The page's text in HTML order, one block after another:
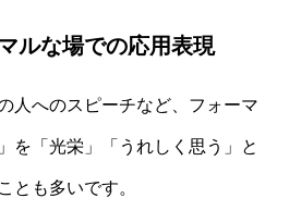
ルな場での応用表現
人へのスピーチなど、フォーマ
を「光栄」「うれしく思う」と
とも多いです。